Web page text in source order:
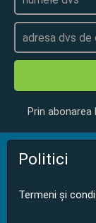
Prin
Politici
Termeni și